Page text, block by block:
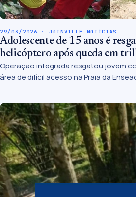
29/03/2026 · JOINVILLE NOTÍCIAS
Adolescente de 15 anos é
helicóptero após queda em
Operação integrada resgatou jovem
área de difícil acesso na Praia da